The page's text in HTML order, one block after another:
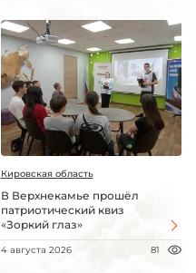
Кировская область
В Верхнекамье прошёл
патриотический квиз
«Зоркий глаз»
4 августа 2026 81